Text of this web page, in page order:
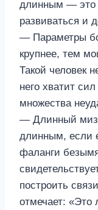
длинным — это
развиваться и
— Параметры
крупнее, тем
Такой человек
него хватит
множества
— Длинный
длинным, если
фаланги
построить
отмечает: «Это